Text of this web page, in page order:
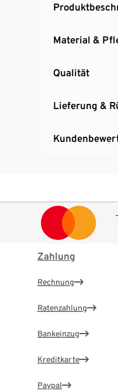
Material &
Qualität
Lieferung &
Zahlung
Rechnung
Ratenzahlung
Bankeinzug
Kreditkarte
Paypal